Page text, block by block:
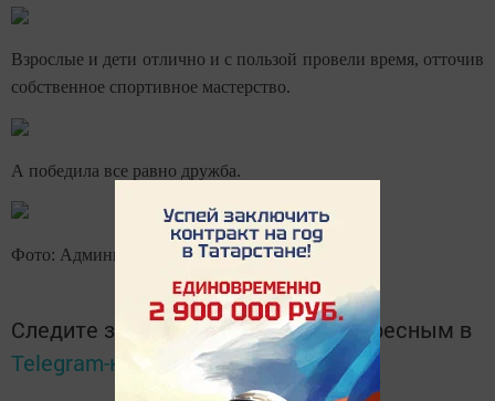
Взрослые и дети отлично и с пользой провели время, отточив
собственное спортивное мастерство.
А победила все равно дружба.
Фото: Администрация города Лаишево
Следите за самым важным и интересным в
Telegram-канале
Татмедиа